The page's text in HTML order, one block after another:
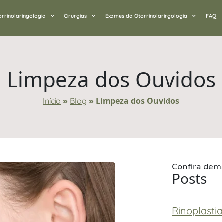
Cirurgias Exames da Otorrinolaringologia FAQ
Limpeza dos Ouvidos
Início » Blog » Limpeza dos Ouvidos
Confira
Posts